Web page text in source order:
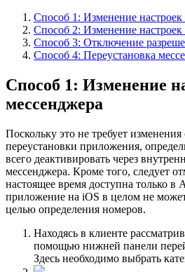
Способ 1: Изменение настроек
Способ 2: Изменение
Способ 3: Отключение
Способ 4: Переустановка
Способ 1: Изменение
мессенджера
Поскольку это не требует
переустановки приложения,
всего деактивировать через
мессенджера. Кроме того, следует
настоящее время доступна только в
приложение на iOS в целом не
целью определения номеров.
Находясь в клиенте
помощью нижней панели
Здесь необходимо выбрать